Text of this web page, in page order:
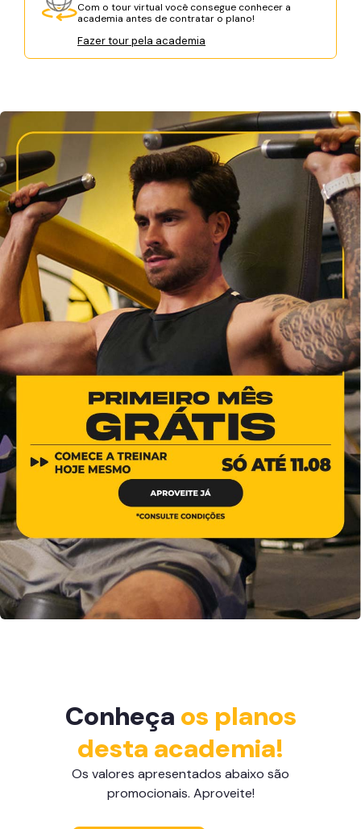
Com o tour virtual você consegue conhecer a
academia antes de contratar o plano!
Fazer tour pela academia
Conheça os planos
desta academia!
Os valores apresentados abaixo são
promocionais. Aproveite!